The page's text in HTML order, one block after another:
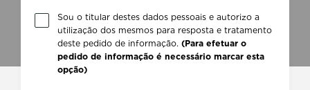
Sou o titular destes dados pessoais e autorizo a
utilização dos mesmos para resposta e tratamento
deste pedido de informação. (Para efetuar o
pedido de informação é necessário marcar esta
opção)